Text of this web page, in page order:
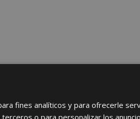
fines analíticos y para ofrecerle
o para personalizar los